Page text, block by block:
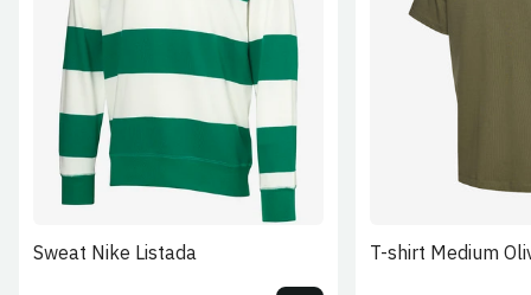
S XL 2XL
Sweat Nike Listada T-shirt Medium